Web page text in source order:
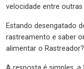
velocidade entre
Estando desengatado
rastreamento e saber
alimentar o Rastreador?